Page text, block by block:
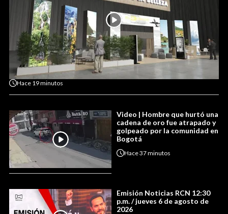
Hace 19 minutos
Video | Hombre que hurtó una
cadena de oro fue atrapado y
golpeado por la comunidad en
Bogotá
Hace37 minutos
Emisión Noticias RCN 12:30
p.m. / jueves 6 de agosto de
2026